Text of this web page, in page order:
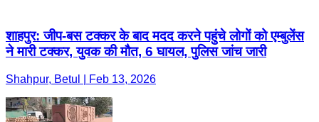
शाहपुर: जीप-बस टक्कर के बाद मदद करने पहुंचे लोगों को एम्बुलेंस
ने मारी टक्कर, युवक की मौत, 6 घायल, पुलिस जांच जारी
Shahpur, Betul | Feb 13, 2026